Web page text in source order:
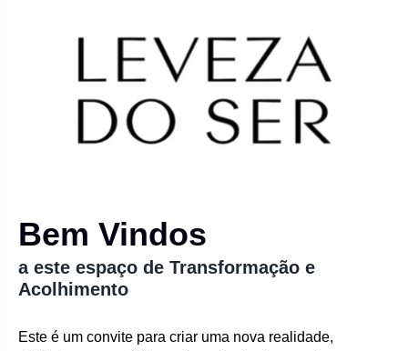
Bem Vindos
a este espaço de Transformação e
Acolhimento
Este é um convite para criar uma nova realidade,